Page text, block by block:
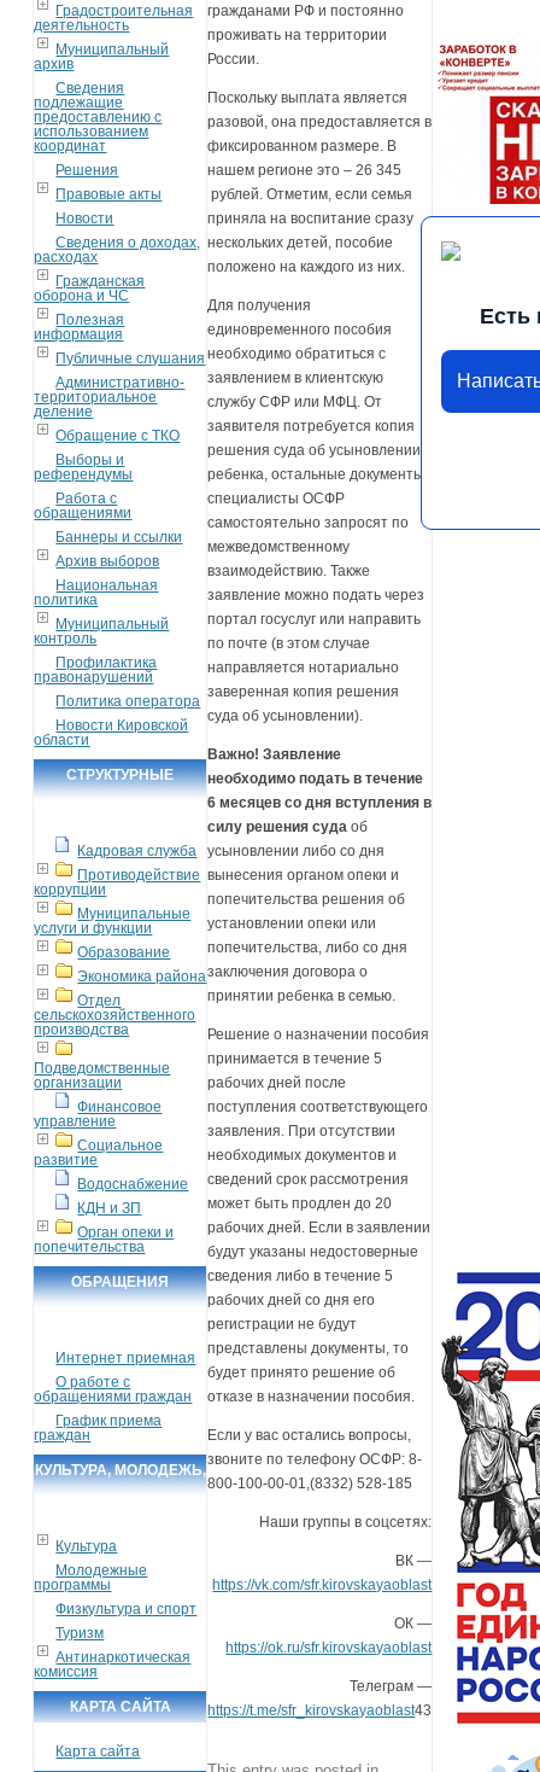
Градостроительная
деятельность
Муниципальный
архив
Сведения
подлежащие
предоставлению с
использованием
координат
Решения
Правовые акты
Новости
Сведения о доходах,
расходах
Гражданская
оборона и ЧС
Полезная
информация
Публичные слушания
Административно-
территориальное
деление
Обращение с ТКО
Выборы и
референдумы
Работа с
обращениями
Баннеры и ссылки
Архив выборов
Национальная
политика
Муниципальный
контроль
Профилактика
правонарушений
Политика оператора
Новости Кировской
области
СТРУКТУРНЫЕ
Кадровая служба
Противодействие
коррупции
Муниципальные
услуги и функции
Образование
Экономика района
Отдел
сельскохозяйственного
производства
Подведомственные
организации
Финансовое
управление
Социальное
развитие
Водоснабжение
КДН и ЗП
Орган опеки и
попечительства
ОБРАЩЕНИЯ
Интернет приемная
О работе с
обращениями граждан
График приема
граждан
КУЛЬТУРА, МОЛОДЕЖЬ,
Культура
Молодежные
программы
Физкультура и спорт
Туризм
Антинаркотическая
комиссия
КАРТА САЙТА
Карта сайта
гражданами РФ и постоянно
проживать на территории
России.
Поскольку выплата является
разовой, она предоставляется в
фиксированном размере. В
нашем регионе это – 26 345
рублей. Отметим, если семья
приняла на воспитание сразу
нескольких детей, пособие
положено на каждого из них.
Для получения
единовременного пособия
необходимо обратиться с
заявлением в клиентскую
службу СФР или МФЦ. От
заявителя потребуется копия
решения суда об усыновлении
ребенка, остальные документы
специалисты ОСФР
самостоятельно запросят по
межведомственному
взаимодействию. Также
заявление можно подать через
портал госуслуг или направить
по почте (в этом случае
направляется нотариально
заверенная копия решения
суда об усыновлении).
Важно! Заявление
необходимо подать в течение
6 месяцев со дня вступления в
силу решения суда об
усыновлении либо со дня
вынесения органом опеки и
попечительства решения об
установлении опеки или
попечительства, либо со дня
заключения договора о
принятии ребенка в семью.
Решение о назначении пособия
принимается в течение 5
рабочих дней после
поступления соответствующего
заявления. При отсутствии
необходимых документов и
сведений срок рассмотрения
может быть продлен до 20
рабочих дней. Если в заявлении
будут указаны недостоверные
сведения либо в течение 5
рабочих дней со дня его
регистрации не будут
представлены документы, то
будет принято решение об
отказе в назначении пособия.
Если у вас остались вопросы,
звоните по телефону ОСФР: 8-
800-100-00-01,(8332) 528-185
Наши группы в соцсетях:
ВК —
https://vk.com/sfr.kirovskayaoblast
ОК —
https://ok.ru/sfr.kirovskayaoblast
Телеграм —
https://t.me/sfr_kirovskayaoblast43
Есть